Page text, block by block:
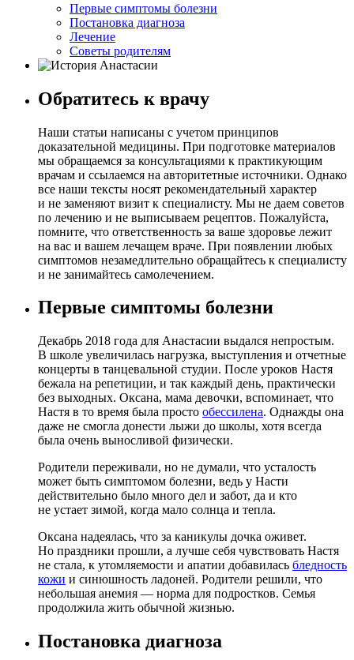
Первые симптомы болезни
Постановка диагноза
Лечение
Советы родителям
Обратитесь к врачу
Наши статьи написаны с учетом принципов
доказательной медицины. При подготовке материалов
мы обращаемся за консультациями к практикующим
врачам и ссылаемся на авторитетные источники. Однако
все наши тексты носят рекомендательный характер
и не заменяют визит к специалисту. Мы не даем советов
по лечению и не выписываем рецептов. Пожалуйста,
помните, что ответственность за ваше здоровье лежит
на вас и вашем лечащем враче. При появлении любых
симптомов незамедлительно обращайтесь к специалисту
и не занимайтесь самолечением.
Первые симптомы болезни
Декабрь 2018 года для Анастасии выдался непростым.
В школе увеличилась нагрузка, выступления и отчетные
концерты в танцевальной студии. После уроков Настя
бежала на репетиции, и так каждый день, практически
без выходных. Оксана, мама девочки, вспоминает, что
Настя в то время была просто обессилена. Однажды она
даже не смогла донести лыжи до школы, хотя всегда
была очень выносливой физически.
Родители переживали, но не думали, что усталость
может быть симптомом болезни, ведь у Насти
действительно было много дел и забот, да и кто
не устает зимой, когда мало солнца и тепла.
Оксана надеялась, что за каникулы дочка оживет.
Но праздники прошли, а лучше себя чувствовать Настя
не стала, к утомляемости и апатии добавилась бледность
кожи и синюшность ладоней. Родители решили, что
небольшая анемия — норма для подростков. Семья
продолжила жить обычной жизнью.
Постановка диагноза